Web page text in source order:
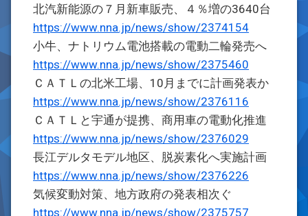
北汽新能源の７月新車販売、４％増の3640台
https://www.nna.jp/news/show/2374154
小牛、ナトリウム電池搭載の電動二輪発売へ
https://www.nna.jp/news/show/2375460
ＣＡＴＬの北米工場、10月までに計画発表か
https://www.nna.jp/news/show/2376116
ＣＡＴＬと宇通が提携、商用車の電動化推進
https://www.nna.jp/news/show/2376029
長江デルタモデル地区、脱炭素化へ実施計画
https://www.nna.jp/news/show/2376226
気候変動対策、地方政府の発表相次ぐ
https://www.nna.jp/news/show/2375757